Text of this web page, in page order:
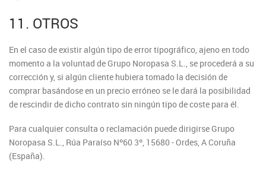
11. OTROS
En el caso de existir algún tipo de error tipográfico, ajeno en todo
momento a la voluntad de Grupo Noropasa S.L., se procederá a su
corrección y, si algún cliente hubiera tomado la decisión de
comprar basándose en un precio erróneo se le dará la posibilidad
de rescindir de dicho contrato sin ningún tipo de coste para él.
Para cualquier consulta o reclamación puede dirigirse Grupo
Noropasa S.L., Rúa Paraíso Nº60 3º, 15680 - Ordes, A Coruña
(España).